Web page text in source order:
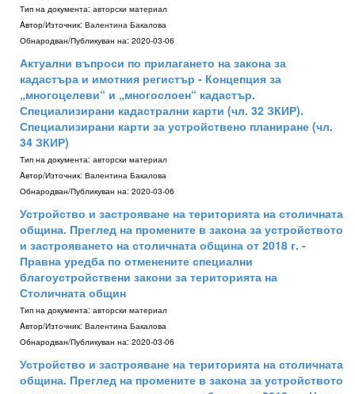
Тип на документа: авторски материал
Aвтор/Източник: Валентина Бакалова
Обнародван/Публикуван на: 2020-03-06
Актуални въпроси по прилагането на закона за
кадастъра и имотния регистър - Концепция за
„многоцелеви“ и „многослоен“ кадастър.
Специализирани кадастрални карти (чл. 32 ЗКИР).
Специализирани карти за устройствено планиране (чл.
34 ЗКИР)
Тип на документа: авторски материал
Aвтор/Източник: Валентина Бакалова
Обнародван/Публикуван на: 2020-03-06
Устройство и застрояване на територията на столичната
община. Преглед на промените в закона за устройството
и застрояването на столичната община от 2018 г. -
Правна уредба по отменените специални
благоустройствени закони за територията на
Столичната общин
Тип на документа: авторски материал
Aвтор/Източник: Валентина Бакалова
Обнародван/Публикуван на: 2020-03-06
Устройство и застрояване на територията на столичната
община. Преглед на промените в закона за устройството